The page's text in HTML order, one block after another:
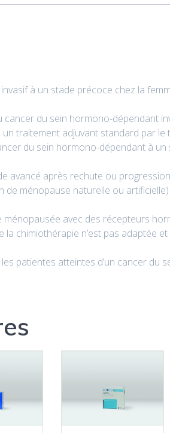
à un stade précoce chez la
du sein hormono-dépendant
traitement adjuvant standard par le
du sein hormono-dépendant à un
avancé après rechute ou
ménopause naturelle ou
avec des récepteurs
chimiothérapie n’est pas adaptée
patientes atteintes d’un cancer du